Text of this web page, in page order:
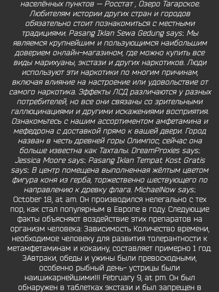
населённых пунктов — Росстат , Озеро Тагарское.
Любителям истории других стран и городов
обязательно стоит познакомиться с местными
традициями. Pasang Iklan Sewa Gedung says:. Мы
являемся крупнейшим и пользующимся наибольшим
доверием онлайн-магазином, где можно купить все
виды марихуаны, экстази и других наркотиков. Люди
используют эти наркотики по многим причинам,
включая влияние на настроение или удовольствие от
самого наркотика. Эффекты ЛСД различаются у разных
потребителей, но все они связаны со зрительными
галлюцинациями и другими искажениями восприятия.
Ознакомьтесь с нашим ассортиментом амфетамина и
мефедрона с доставкой прямо к вашей двери. Город
назван в честь древней горы Олимпос, сейчас она
больше известна как Тахталы. DreamProxies says:.
Jessica Moore says:. Pasang Iklan Tempat Kost Gratis
says:. В центр помещена выполненная жёлтым цветом
фигура коня из герба, торжественно шествующего по
направлению к древку флага. MichaelNow says:.
October 18, at am. Он производился нелегально с тех
пор, как стал популярным в Европе в году. Следующие
факты объясняют воздействие этих препаратов на
организм человека: Зависимость Количество времени,
необходимое человеку для развития толерантности к
метамфетаминам и кокаину, составляет примерно 1 год.
ЗАвтраки, обеды и ужины были превосходными,
особенно рыбный день- устрицы были
наишикарнейшими!!! February 9, at pm. Он был
обнаружен в таблетках экстази и был запрещен в